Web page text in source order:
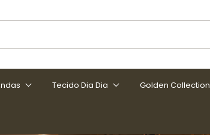
Tecido Dia Dia Golden Collection